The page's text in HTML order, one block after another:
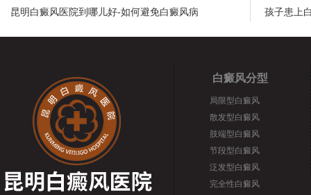
昆明白癜风医院到哪儿好-如何避免白癜风病
孩子患上
白癜风分型
局限型白癜风
散发型白癜风
肢端型白癜风
节段型白癜风
泛发型白癜风
完全性白癜风